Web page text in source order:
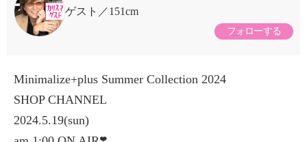
ゲスト
151cm
フォローする
Minimalize+plus Summer Collection 2024
SHOP CHANNEL
2024.5.19(sun)